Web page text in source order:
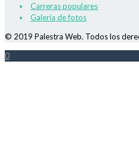
Carreras populares
Galería de fotos
© 2019 Palestra Web. Todos los
0